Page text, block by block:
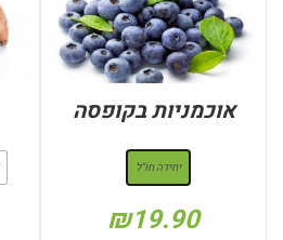
אוכמניות בקופסה
יחידה חו"ל
₪19.90